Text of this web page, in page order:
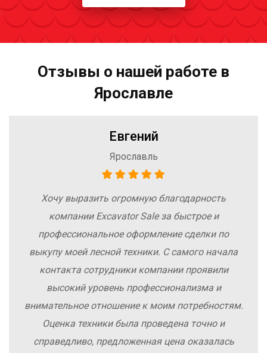
Отзывы о нашей работе в
Ярославле
Евгений
Ярославль
Хочу выразить огромную благодарность
компании Excavator Sale за быстрое и
профессиональное оформление сделки по
выкупу моей лесной техники. С самого начала
контакта сотрудники компании проявили
высокий уровень профессионализма и
внимательное отношение к моим потребностям.
Оценка техники была проведена точно и
справедливо, предложенная цена оказалась